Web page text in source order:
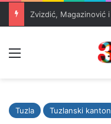
Tuzla Tuzlanski kanton